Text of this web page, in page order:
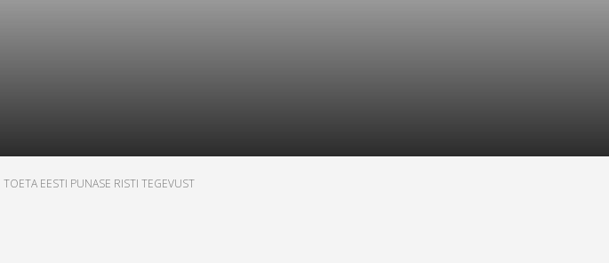
TOETA EESTI PUNASE RISTI TEGEVUST